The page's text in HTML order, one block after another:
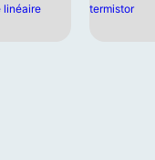
linéaire termistor